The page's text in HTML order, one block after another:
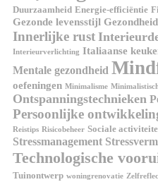
Duurzaamheid Energie-efficiëntie
Gezonde levensstijl Gezondheid
Innerlijke rust
Interieurverlichting Italiaanse
Mentale gezondheid
oefeningen Minimalisme
Ontspanningstechnieken
Persoonlijke
Reistips Risicobeheer Sociale
Stressmanagement
Technologische
Tuinontwerp woningrenovatie